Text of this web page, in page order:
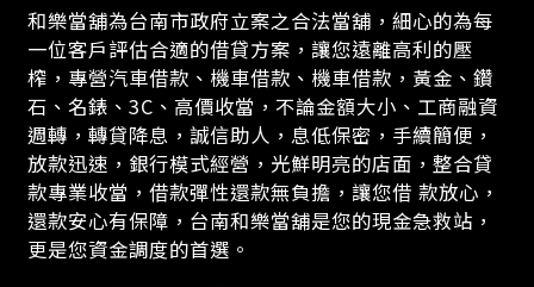
和樂當舖為台南市政府立案之合法當舖，細心的為每
一位客戶評估合適的借貸方案，讓您遠離高利的壓
榨，專營汽車借款、機車借款、機車借款，黃金、鑽
石、名錶、3C、高價收當，不論金額大小、工商融資
週轉，轉貸降息，誠信助人，息低保密，手續簡便，
放款迅速，銀行模式經營，光鮮明亮的店面，整合貸
款專業收當，借款彈性還款無負擔，讓您借 款放心，
還款安心有保障，台南和樂當舖是您的現金急救站，
更是您資金調度的首選。